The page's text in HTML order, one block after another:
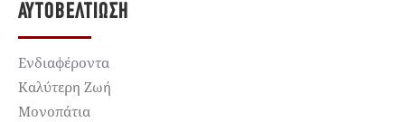
ΑΥΤΟΒΕΛΤΊΩΣΗ
Ενδιαφέροντα
Καλύτερη Ζωή
Μονοπάτια